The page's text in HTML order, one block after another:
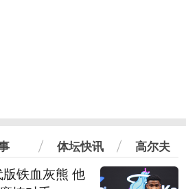
体坛快讯 高尔夫
铁血灰熊 他